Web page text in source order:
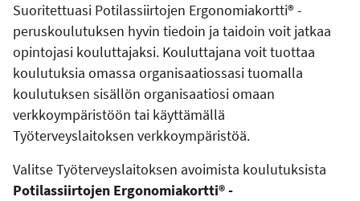
Suoritettuasi Potilassiirtojen Ergonomiakortti® -
peruskoulutuksen hyvin tiedoin ja taidoin voit jatkaa
opintojasi kouluttajaksi. Kouluttajana voit tuottaa
koulutuksia omassa organisaatiossasi tuomalla
koulutuksen sisällön organisaatiosi omaan
verkkoympäristöön tai käyttämällä
Työterveyslaitoksen verkkoympäristöä.
Valitse Työterveyslaitoksen avoimista koulutuksista
Potilassiirtojen Ergonomiakortti® -